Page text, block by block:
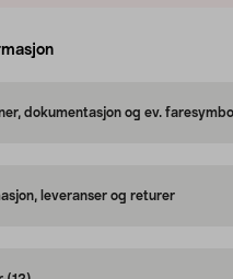
dokumentasjon og ev.
leveranser og returer